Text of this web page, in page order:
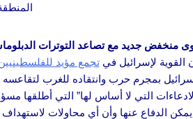
المنطقة 30 أكتوبر-
منخفض جديد مع تصاعد التوترات
القوية لإسرائيل فيتجمع مؤيد
بمجرم حرب وانتقاده للغرب
التي لا أساس لها” التي أطلقها
الدفاع عنها وأن أي محاولات